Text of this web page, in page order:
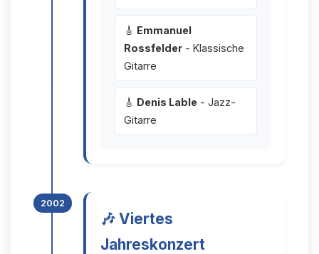
🎸 Emmanuel
Rossfelder - Klassische
Gitarre
🎸 Denis Lable - Jazz-
Gitarre
2002
🎶 Viertes
Jahreskonzert